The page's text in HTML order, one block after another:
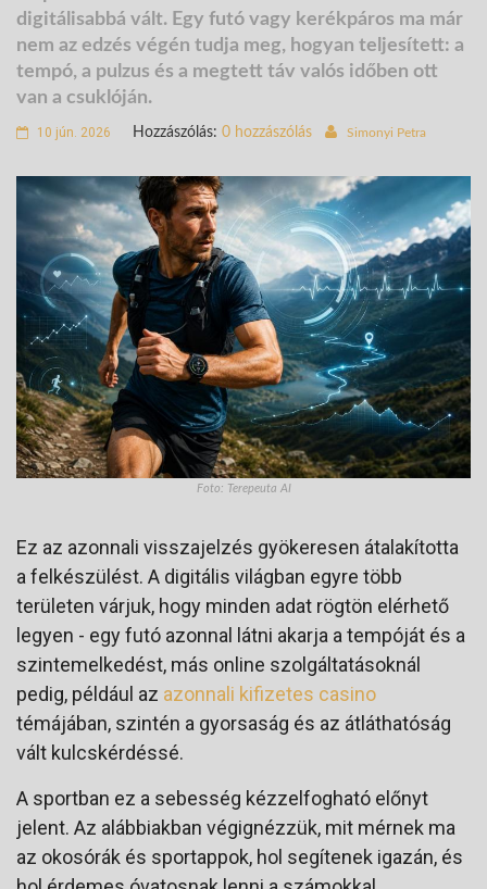
digitálisabbá vált. Egy futó vagy kerékpáros ma már
nem az edzés végén tudja meg, hogyan teljesített: a
tempó, a pulzus és a megtett táv valós időben ott
van a csuklóján.
10 jún. 2026 Hozzászólás: 0 hozzászólás Simonyi Petra
Foto: Terepeuta AI
Ez az azonnali visszajelzés gyökeresen átalakította
a felkészülést. A digitális világban egyre több
területen várjuk, hogy minden adat rögtön elérhető
legyen - egy futó azonnal látni akarja a tempóját és a
szintemelkedést, más online szolgáltatásoknál
pedig, például az azonnali kifizetes casino
témájában, szintén a gyorsaság és az átláthatóság
vált kulcskérdéssé.
A sportban ez a sebesség kézzelfogható előnyt
jelent. Az alábbiakban végignézzük, mit mérnek ma
az okosórák és sportappok, hol segítenek igazán, és